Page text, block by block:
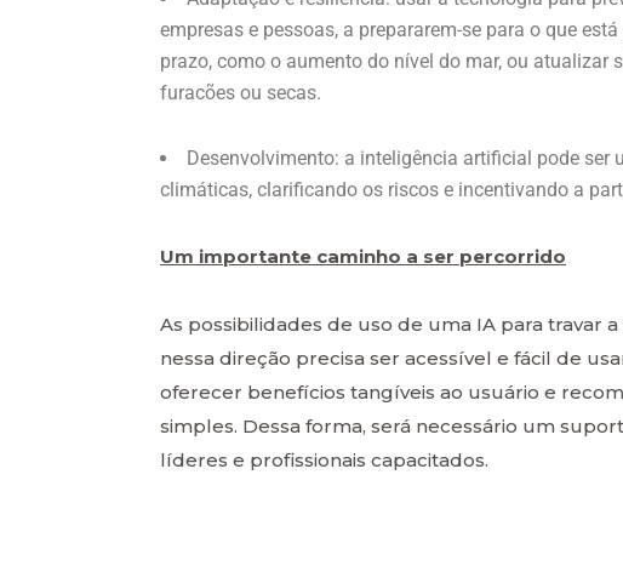
empresas e pessoas, a prepararem-se para o que
prazo, como o aumento do nível do mar, ou
furacões ou secas.
Desenvolvimento: a inteligência artificial pode ser
climáticas, clarificando os riscos e incentivando a
Um importante caminho a ser percorrido
As possibilidades de uso de uma IA para travar
nessa direção precisa ser acessível e fácil de
oferecer benefícios tangíveis ao usuário e
simples. Dessa forma, será necessário um
líderes e profissionais capacitados.